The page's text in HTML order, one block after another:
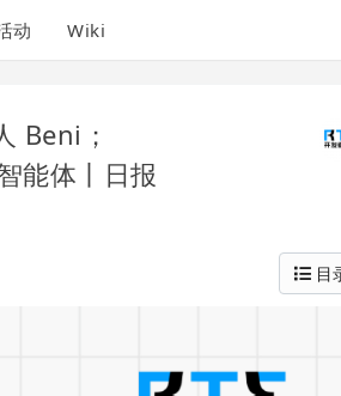
动 Wiki
Beni；
能体丨日报
目